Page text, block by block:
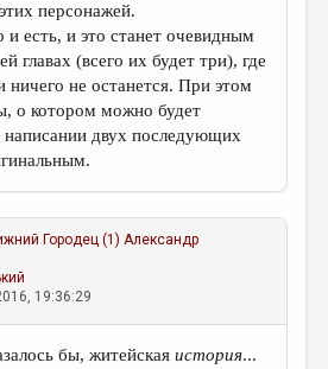
персонажей.
есть, и это станет очевидным
главах (всего их будет три), где
ничего не останется. При этом
о котором можно будет
написании двух последующих
Городец (1) Александр
19:36:29
бы, житейскаяистория...